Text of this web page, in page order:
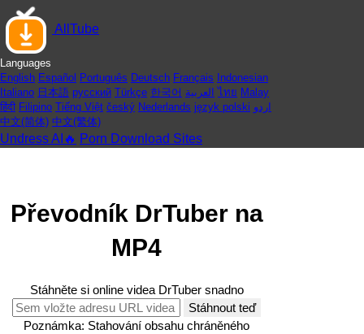
AllTube
Languages
English Español Português Deutsch Français
Indonesian
Italiano 日本語 русский Türkçe 한국어 العربية ไทย Malay
हिंदी Filipino Tiếng Việt český Nederlands język polski اردو
中文(简体) 中文(繁体)
Undress AI🔥 Porn Download Sites
Převodník DrTuber na
MP4
Stáhněte si online videa DrTuber snadno
Stáhnout teď
Poznámka: Stahování obsahu chráněného